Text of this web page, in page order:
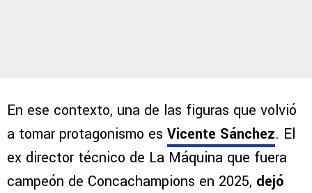
En ese contexto, una de las figuras que volvió
a tomar protagonismo es Vicente Sánchez. El
ex director técnico de La Máquina que fuera
campeón de Concachampions en 2025, dejó